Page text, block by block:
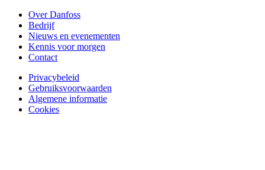
Over Danfoss
Bedrijf
Nieuws en evenementen
Kennis voor morgen
Contact
Privacybeleid
Gebruiksvoorwaarden
Algemene informatie
Cookies